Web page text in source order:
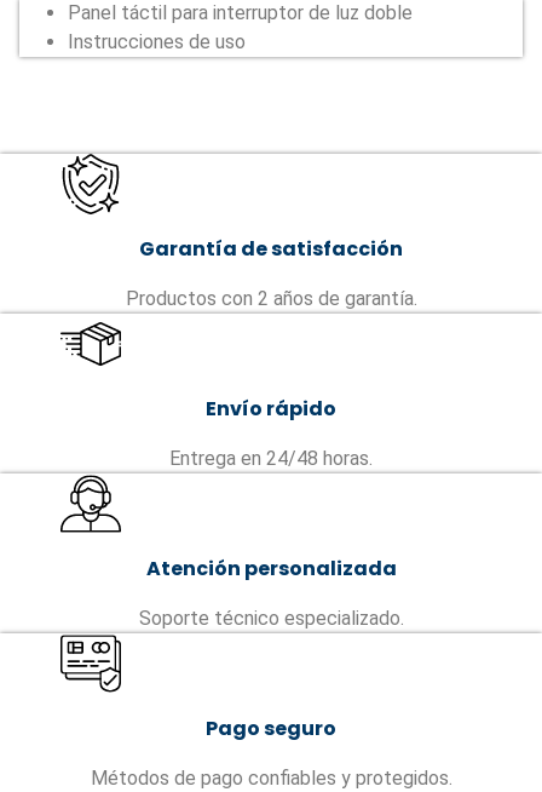
Panel táctil para interruptor de luz doble
Instrucciones de uso
Garantía de satisfacción
Productos con 2 años de garantía.
Envío rápido
Entrega en 24/48 horas.
Atención personalizada
Soporte técnico especializado.
Pago seguro
Métodos de pago confiables y protegidos.